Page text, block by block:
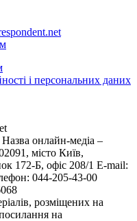
і персональних даних
онлайн-медіа –
місто Київ,
Б, офіс 208/1 E-mail:
044-205-43-00
розміщених на
на